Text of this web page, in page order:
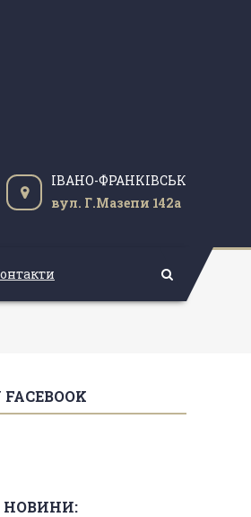
ІВАНО-ФРАНКІВСЬК
вул. Г.Мазепи 142а
НОВИНИ: